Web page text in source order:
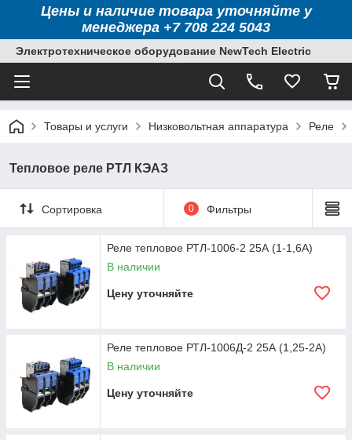
Цены и наличие товара уточняйте у
менеджера +7 708 224 5043
Электротехническое оборудование NewTech Electric
Товары и услуги Низковольтная аппаратура Реле
Тепловое реле РТЛ КЭАЗ
Сортировка 0 Фильтры
Реле тепловое РТЛ-1006-2 25А (1-1,6А)
В наличии
Цену уточняйте
Реле тепловое РТЛ-1006Д-2 25А (1,25-2А)
В наличии
Цену уточняйте